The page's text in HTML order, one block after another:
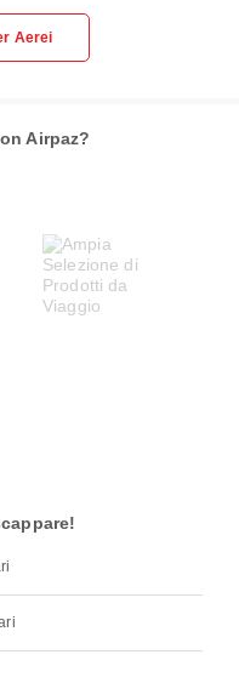
Aerei
Airpaz?